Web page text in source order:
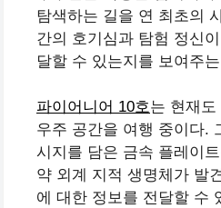
탐색하는 길을 연 최초의
간의 호기심과 탐험 정신
달할 수 있는지를 보여주
파이어니어 10호는 현재
우주 공간을 여행 중이다.
시지를 담은 금속 플레이
약 외계 지적 생명체가 발
에 대한 정보를 전달할 수